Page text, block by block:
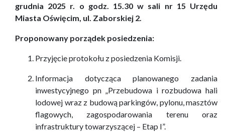
grudnia 2025 r. o godz. 15. 30w sali nr 15 Urzędu
Miasta Oświęcim, ul. Zaborskiej 2
Proponowany porządek posiedzenia:
Przyjęcie protokołu z posiedzenia Komisji.
Informacja dotycząca planowanego zadania
inwestycyjnego pn „Przebudowa i rozbudowa hali
lodowej wraz z budową parkingów, pylonu, masztów
flagowych, zagospodarowania terenu oraz
infrastruktury towarzyszącej – Etap I”.